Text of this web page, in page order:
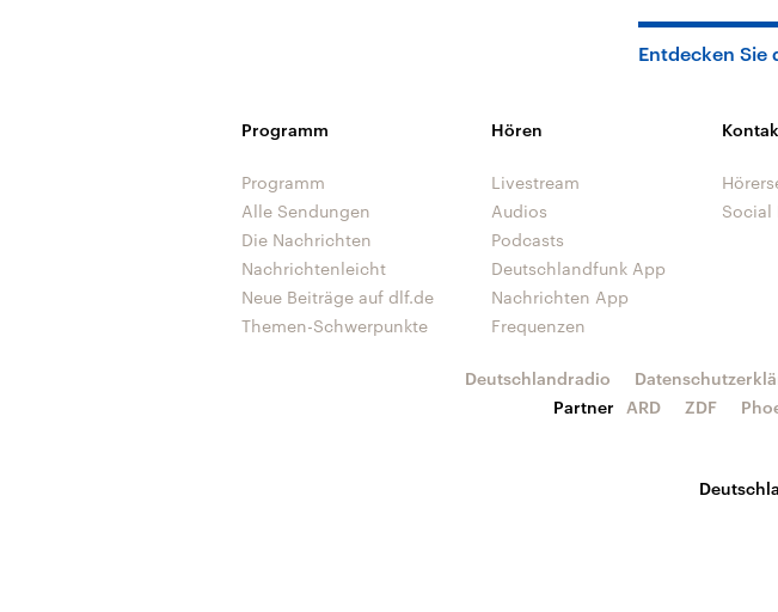
Entdecken Sie
Programm
Programm
Alle Sendungen
Die Nachrichten
Nachrichtenleicht
Neue Beiträge auf dlf.de
Themen-Schwerpunkte
Hören
Livestream
Audios
Podcasts
Deutschlandfunk App
Nachrichten App
Frequenzen
Social
Deutschlandradio
Partner
ARD ZDF